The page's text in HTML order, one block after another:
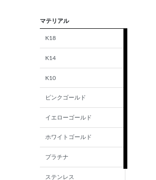
マテリアル
K18
K14
K10
ピンクゴールド
イエローゴールド
ホワイトゴールド
プラチナ
ステンレス